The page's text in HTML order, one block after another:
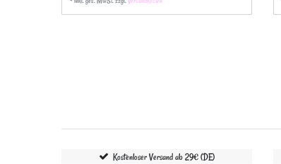
Kostenloser Versand ab 29€ (DE)